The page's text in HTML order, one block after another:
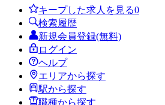
キープした求人を見る0
検索履歴
新規会員登録(無料)
ログイン
ヘルプ
エリアから探す
駅から探す
職種から探す